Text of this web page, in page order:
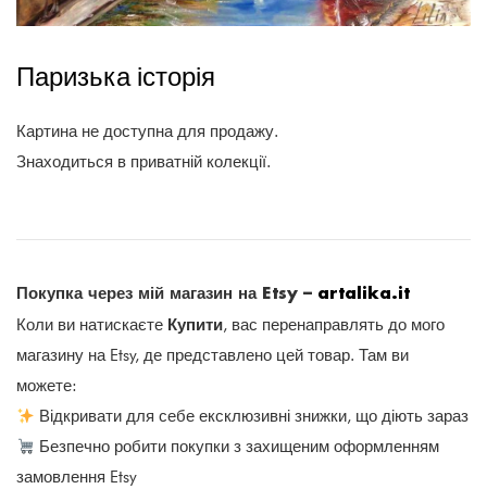
Паризька історія
Картина не доступна для продажу.
Знаходиться в приватній колекції.
Покупка через мій магазин на Etsy – artalika.it
Коли ви натискаєте Купити, вас перенаправлять до мого
магазину на Etsy, де представлено цей товар. Там ви
можете:
Відкривати для себе ексклюзивні знижки, що діють зараз
Безпечно робити покупки з захищеним оформленням
замовлення Etsy